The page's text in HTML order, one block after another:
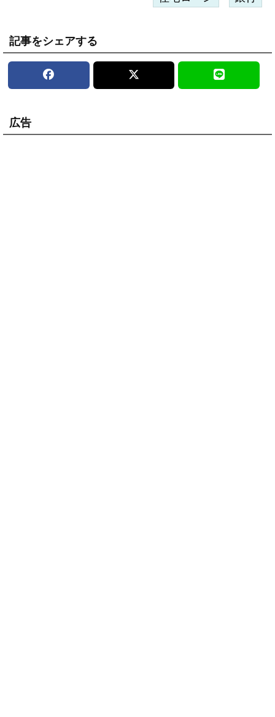
記事をシェアする
広告